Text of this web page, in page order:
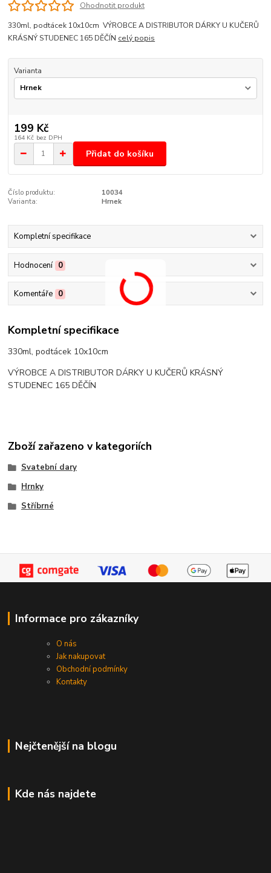
Ohodnotit produkt
330ml, podtácek 10x10cm VÝROBCE A DISTRIBUTOR DÁRKY U KUČERŮ
KRÁSNÝ STUDENEC 165 DĚČÍN celý popis
Varianta
199 Kč
164 Kč bez DPH
Přidat do košíku
Číslo produktu:
10034
Varianta:
Hrnek
Kompletní specifikace
Hodnocení 0
Komentáře 0
Kompletní specifikace
330ml, podtácek 10x10cm
VÝROBCE A DISTRIBUTOR DÁRKY U KUČERŮ KRÁSNÝ
STUDENEC 165 DĚČÍN
Zboží zařazeno v kategoriích
Svatební dary
Hrnky
Stříbrné
Informace pro zákazníky
O nás
Jak nakupovat
Obchodní podmínky
Kontakty
Nejčtenější na blogu
Kde nás najdete